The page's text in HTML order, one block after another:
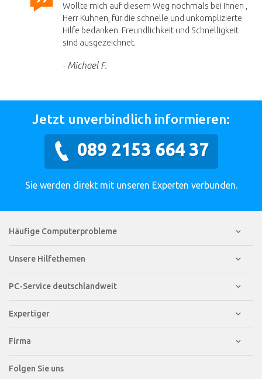
Wollte mich auf diesem Weg nochmals bei Ihnen ,
Herr Kuhnen, für die schnelle und unkomplizierte
Hilfe bedanken. Freundlichkeit und Schnelligkeit
sind ausgezeichnet.
Michael F.
Jetzt unverbindlich informieren:
089 2153 664 37
Sie werden direkt mit unseren Experten verbunden.
Häufige Computerprobleme
Unsere Hilfethemen
PC-Service deutschlandweit
Expertiger
Firma
Folgen Sie uns